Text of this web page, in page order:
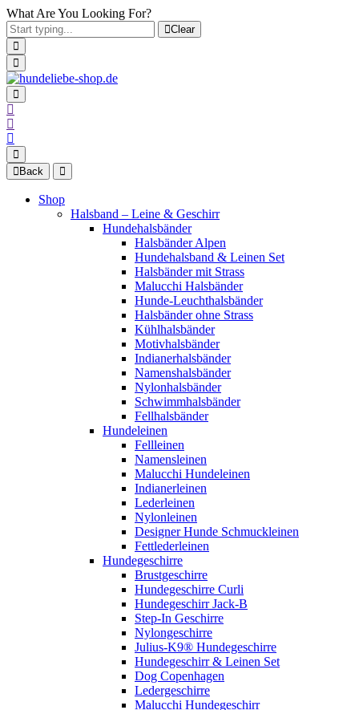
What Are You Looking For?
Clear
Back
Shop
Halsband – Leine & Geschirr
Hundehalsbänder
Halsbänder Alpen
Hundehalsband & Leinen Set
Halsbänder mit Strass
Malucchi Halsbänder
Hunde-Leuchthalsbänder
Halsbänder ohne Strass
Kühlhalsbänder
Motivhalsbänder
Indianerhalsbänder
Namenshalsbänder
Nylonhalsbänder
Schwimmhalsbänder
Fellhalsbänder
Hundeleinen
Fellleinen
Namensleinen
Malucchi Hundeleinen
Indianerleinen
Lederleinen
Nylonleinen
Designer Hunde Schmuckleinen
Fettlederleinen
Hundegeschirre
Brustgeschirre
Hundegeschirre Curli
Hundegeschirr Jack-B
Step-In Geschirre
Nylongeschirre
Julius-K9® Hundegeschirre
Hundegeschirr & Leinen Set
Dog Copenhagen
Ledergeschirre
Malucchi Hundegeschirr